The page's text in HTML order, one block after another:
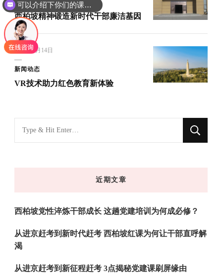
新闻动态
西柏坡精神锻造新时代干部廉洁基因
2025年6月14日
新闻动态
VR技术助力红色教育新体验
什
近期文章
西柏坡党性淬炼干部成长 这趟党建培训为何成必修？
从进京赶考到新时代赶考 西柏坡红课为何让干部直呼解
渴
从进京赶考到新征程赶考 3点揭秘党建课刷屏缘由
可以介绍下你们的课程吗？